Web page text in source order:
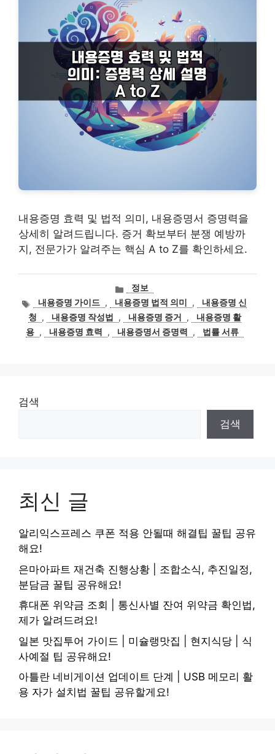
내용증명 효력 및 법적 의미, 내용증명서 증명력을
상세히 알려드립니다. 증거 확보부터 분쟁 예방까
지, 전문가가 알려주는 핵심 A to Z를 확인하세요.
카
테
고
리
정보
태
그
내용증명 가이드 , 내용증명 법적 의미 ,
내용증명 신
청
, 내용증명 작성법 , 내용증명 증거 ,
내용증명 활
용 , 내용증명 효력 , 내용증명서 증명력 , 법률 서류
검색
검색
최신 글
알리익스프레스 쿠폰 적용 안될때 해결팁 꿀팁 공유
해요!
은마아파트 재건축 진행상황 | 조합소식, 추진일정,
분담금 꿀팁 공유해요!
휴대폰 위약금 조회 | 통신사별 잔여 위약금 확인법,
제가 알려드려요!
일본 맛집투어 가이드 | 미슐랭맛집 | 현지식당 | 식
사예절 팁 공유해요!
아틀란 네비게이션 업데이트 단계 | USB 메모리 활
용 자가 설치법 꿀팁 공유할게요!